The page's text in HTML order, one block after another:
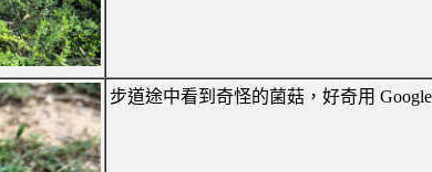
步道途中看到奇怪的菌菇，好奇用